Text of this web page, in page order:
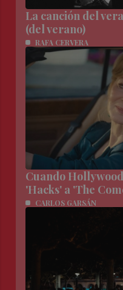
La canción del
(del verano)
RAFA CERVERA
Cuando
'Hacks' a 'The
CARLOS GARSÁN